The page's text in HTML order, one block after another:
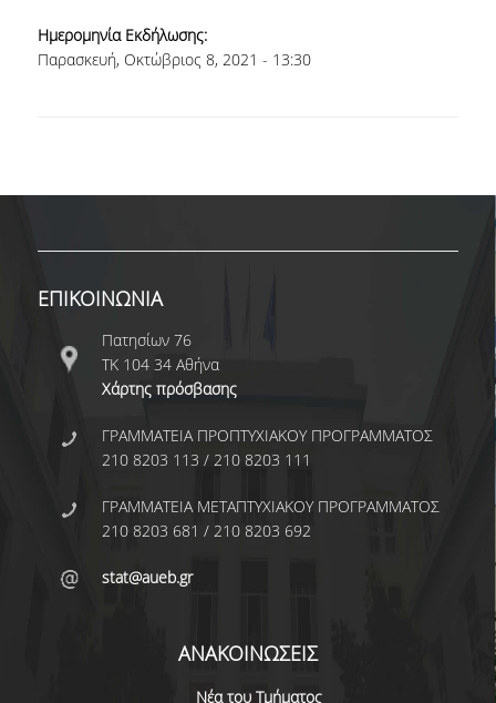
ΜΑΘΗΜΑΤΑ
ΕΠΙΛΟΓΗΣ ΑΠΟ ΑΛΛΑ ΤΜΗΜΑΤΑ
ΑΛΛΑ ΣΤΟΙΧΕΙΑ
ΔΙΠΛΩΜΑΤΙΚΗ ΕΡΓΑΣΙΑ
ΠΡΑΚΤΙΚΗ ΑΣΚΗΣΗ
ΑΝΤΙΣΤΟΙΧΙΕΣ ΤΜΗΜΑΤΩΝ ΑΕΙ
ΣΥΜΒΟΥΛΟΙ ΚΑΘΗΓΗΤΕΣ
ΠΑΙΔΑΓΩΓΙΚΗ ΕΠΑΡΚΕΙΑ
Ημερομηνία Εκδήλωσης:
Παρασκευή, Οκτώβριος 8, 2021 - 13:30
ΕΠΙΚΟΙΝΩΝΙΑ
Πατησίων 76
ΤΚ 104 34 Αθήνα
Χάρτης πρόσβασης
ΓΡΑΜΜΑΤΕΙΑ ΠΡΟΠΤΥΧΙΑΚΟΥ ΠΡΟΓΡΑΜΜΑΤΟΣ
210 8203 113 / 210 8203 111
ΓΡΑΜΜΑΤΕΙΑ ΜΕΤΑΠΤΥΧΙΑΚΟΥ ΠΡΟΓΡΑΜΜΑΤΟΣ
210 8203 681 / 210 8203 692
stat@aueb.gr
ΑΝΑΚΟΙΝΩΣΕΙΣ
Νέα του Τμήματος